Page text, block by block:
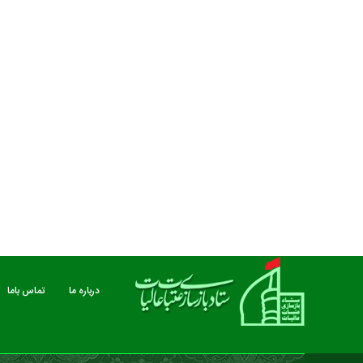
درباره ما تماس باما